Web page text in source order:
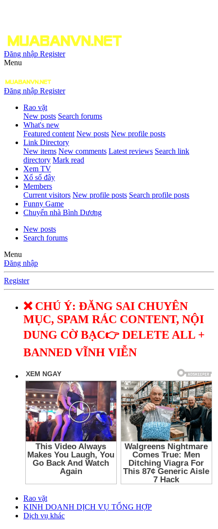
Đăng nhập Register
Menu
Đăng nhập Register
Rao vặt
New posts Search forums
What's new
Featured content New posts New profile posts
Link Directory
New items New comments Latest reviews Search link
directory Mark read
Xem TV
Xổ số đây
Members
Current visitors New profile posts Search profile posts
Funny Game
Chuyển nhà Bình Dương
New posts
Search forums
Menu
Đăng nhập
Register
❌ CHÚ Ý: ĐĂNG SAI CHUYÊN
MỤC, SPAM RÁC CONTENT, NỘI
DUNG CỜ BẠC👉 DELETE ALL +
BANNED VĨNH VIỄN
Rao vặt
KINH DOANH DỊCH VỤ TỔNG HỢP
Dịch vụ khác